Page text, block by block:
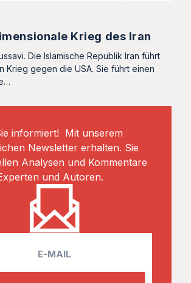
Krieg des Iran
Die Islamische Republik Iran führt
Krieg gegen die USA. Sie führt einen
informiert! Mit unserem
Newsletter erhalten. Sie
Analysen und Kommentare
und Autoren.